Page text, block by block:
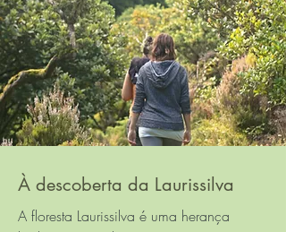
À descoberta da Laurissilva
A floresta Laurissilva é uma herança